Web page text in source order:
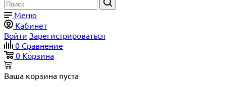
Меню
Кабинет
Войти Зарегистрироваться
0 Сравнение
0 Корзина
Ваша корзина пуста